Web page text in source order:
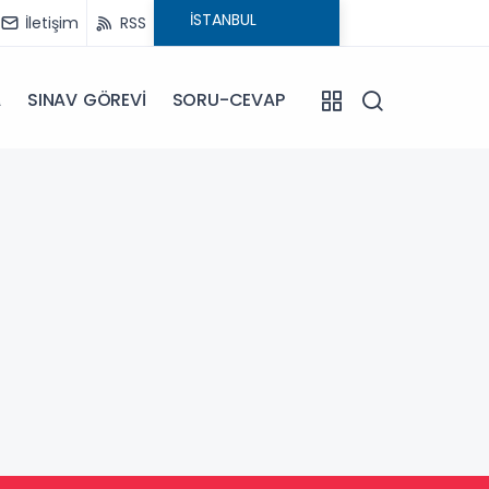
İletişim RSS
SINAV GÖREVİ SORU-CEVAP